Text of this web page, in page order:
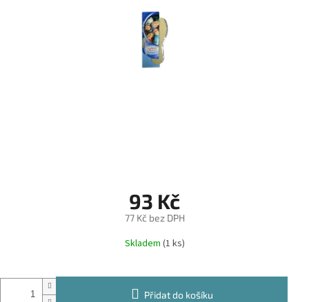
93 Kč
77 Kč bez DPH
Měrná
cena:
Skladem (1 ks)
Přidat do košíku